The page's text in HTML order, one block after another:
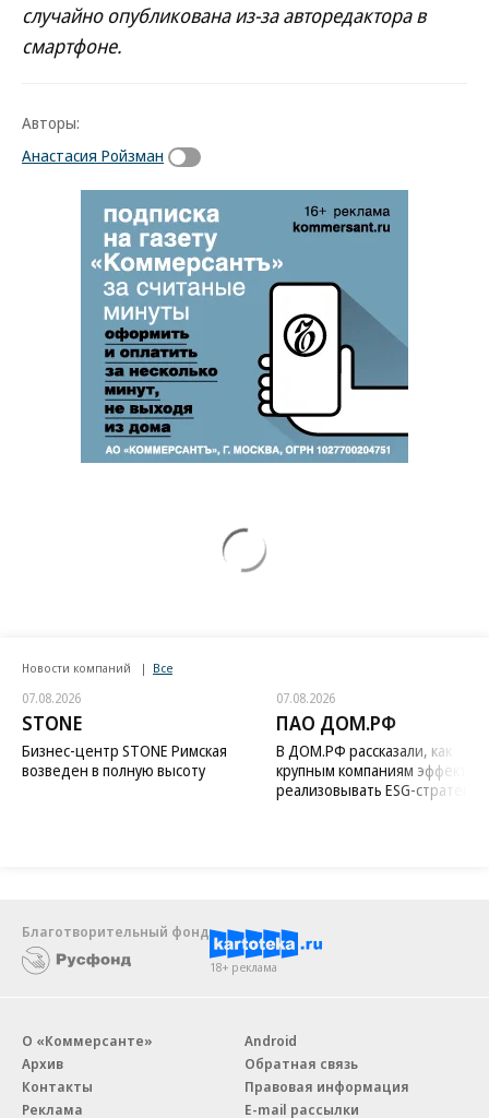
случайно опубликована из-за авторедактора в
смартфоне.
Авторы:
Анастасия Ройзман
Новости компаний Все
07.08.2026
STONE
Бизнес-центр STONE Римская
возведен в полную высоту
07.08.2026
ПАО ДОМ.РФ
В ДОМ.РФ рассказали, как
крупным компаниям
реализовывать ESG-стратегию
Благотворительный фонд
18+ реклама
О «Коммерсанте»
Архив
Контакты
Реклама
Android
Обратная связь
Правовая информация
E-mail рассылки